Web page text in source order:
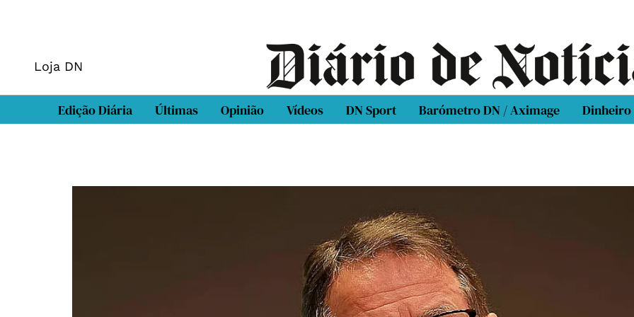
Loja DN
Edição Diária Últimas Opinião Vídeos DN Sport Barómetro DN / Aximage Dinheiro